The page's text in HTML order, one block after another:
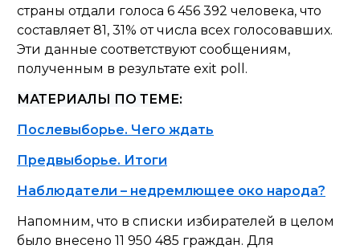
страны отдали голоса 6 456 392 человека, что
составляет 81, 31% от числа всех голосовавших.
Эти данные соответствуют сообщениям,
полученным в результате exit poll.
МАТЕРИАЛЫ ПО ТЕМЕ:
Послевыборье. Чего ждать
Предвыборье. Итоги
Наблюдатели – недремлющее око народа?
Напомним, что в списки избирателей в целом
было внесено 11 950 485 граждан. Для